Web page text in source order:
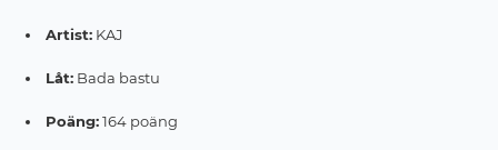
Artist:KAJ
Låt:Bada bastu
Poäng:164 poäng